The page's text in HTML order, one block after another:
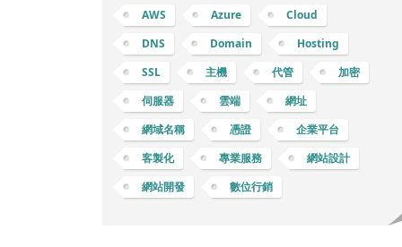
有網域、以及配置 SSL (Secure Sockets
Layer) 等，下面將逐步解釋： 註冊域名：註
冊域名是指在網際網路上獨特的名稱，如
「example.com」或「mybusiness.net」。
您可以通過註冊域名服務提供商 (例如
GoDaddy、Namecheap 等) 購買域名，這通
常是每年支付費用。DNS：域名系統 (DNS) 是
AWS Azure
Cloud
DNS
Domain
Hosting
SSL
主機 代管
加密
伺服器
雲端
網址
網域名稱
憑證
企業平台
客製化
專業服務
網站設計
網站開發
數位行銷